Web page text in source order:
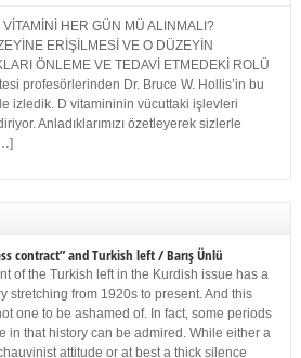
HER GÜN MÜ ALINMALI?
ERİŞİLMESİ VE O DÜZEYİN
ÖNLEME VE TEDAVİ ETMEDEKİ ROLÜ
profesörlerinden Dr. Bruce W. Hollis’in bu
izledik. D vitamininin vücuttaki işlevleri
Anladıklarımızı özetleyerek sizlerle
contract” and Turkish left / Barış Ünlü
of the Turkish left in the Kurdish issue has a
stretching from 1920s to present. And this
one to be ashamed of. In fact, some periods
in that history can be admired. While either a
attitude or at best a thick silence